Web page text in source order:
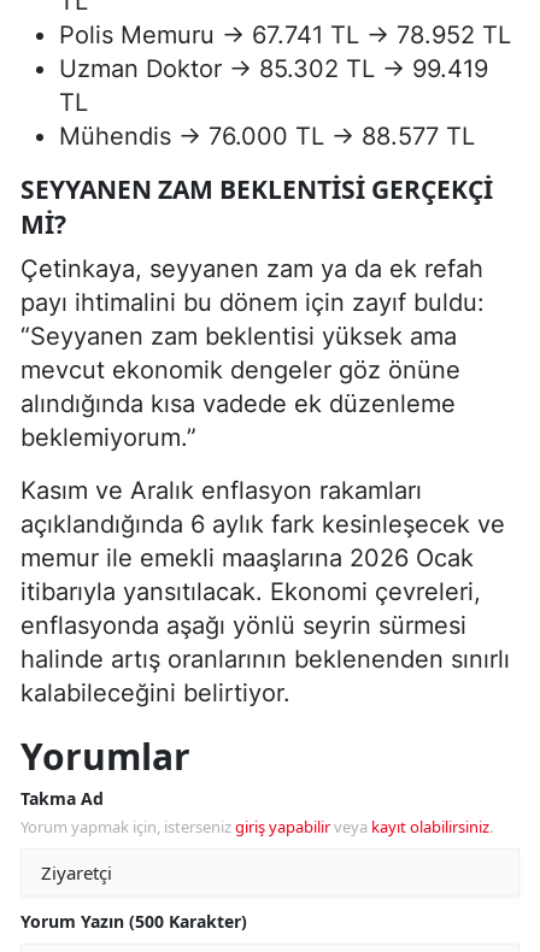
Polis Memuru → 67.741 TL → 78.952 TL
Uzman Doktor → 85.302 TL → 99.419
TL
Mühendis → 76.000 TL → 88.577 TL
SEYYANEN ZAM BEKLENTISI GERÇEKÇI
MI?
Çetinkaya, seyyanen zam ya da ek refah
payı ihtimalini bu dönem için zayıf buldu:
“Seyyanen zam beklentisi yüksek ama
mevcut ekonomik dengeler göz önüne
alındığında kısa vadede ek düzenleme
beklemiyorum.”
Kasım ve Aralık enflasyon rakamları
açıklandığında 6 aylık fark kesinleşecek ve
memur ile emekli maaşlarına 2026 Ocak
itibarıyla yansıtılacak. Ekonomi çevreleri,
enflasyonda aşağı yönlü seyrin sürmesi
halinde artış oranlarının beklenenden sınırlı
kalabileceğini belirtiyor.
Yorumlar
Takma Ad
Yorum yapmak için, istersenizgiriş yapabilirveya kayıt olabilirsiniz.
Yorum Yazın (500 Karakter)